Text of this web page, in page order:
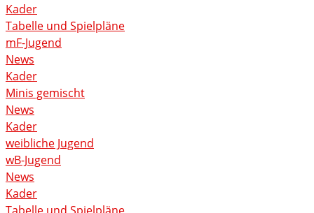
Kader
Tabelle und Spielpläne
mF-Jugend
News
Kader
Minis gemischt
News
Kader
weibliche Jugend
wB-Jugend
News
Kader